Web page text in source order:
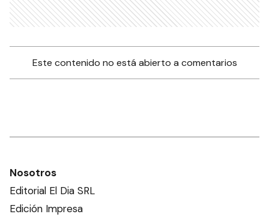
Este contenido no está abierto a comentarios
Nosotros
Editorial El Dia SRL
Edición Impresa